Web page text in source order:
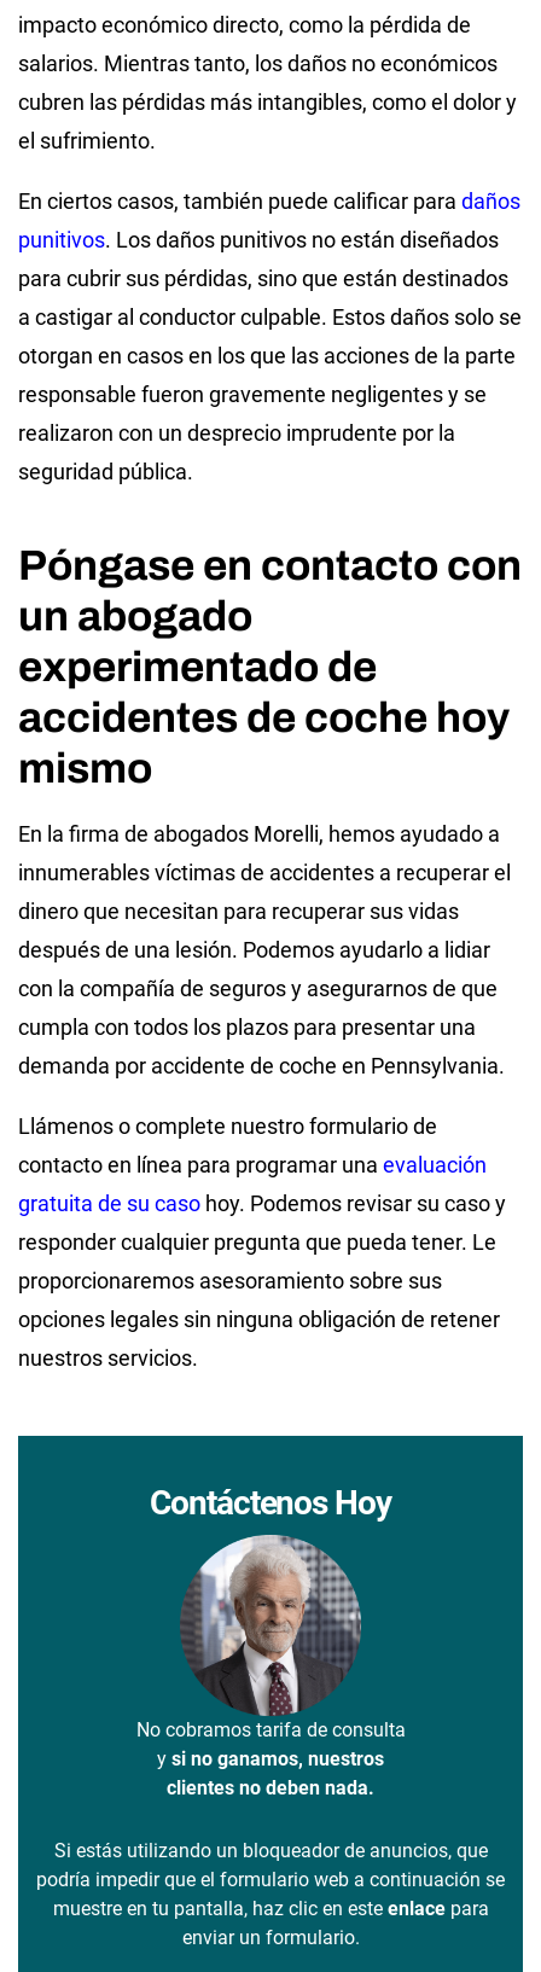
impacto económico directo, como la pérdida de
salarios. Mientras tanto, los daños no económicos
cubren las pérdidas más intangibles, como el dolor y
el sufrimiento.
En ciertos casos, también puede calificar para daños
punitivos. Los daños punitivos no están diseñados
para cubrir sus pérdidas, sino que están destinados
a castigar al conductor culpable. Estos daños solo se
otorgan en casos en los que las acciones de la parte
responsable fueron gravemente negligentes y se
realizaron con un desprecio imprudente por la
seguridad pública.
Póngase en contacto con
un abogado
experimentado de
accidentes de coche hoy
mismo
En la firma de abogados Morelli, hemos ayudado a
innumerables víctimas de accidentes a recuperar el
dinero que necesitan para recuperar sus vidas
después de una lesión. Podemos ayudarlo a lidiar
con la compañía de seguros y asegurarnos de que
cumpla con todos los plazos para presentar una
demanda por accidente de coche en Pennsylvania.
Llámenos o complete nuestro formulario de
contacto en línea para programar una evaluación
gratuita de su caso hoy. Podemos revisar su caso y
responder cualquier pregunta que pueda tener. Le
proporcionaremos asesoramiento sobre sus
opciones legales sin ninguna obligación de retener
nuestros servicios.
Contáctenos Hoy
No cobramos tarifa de consulta
y si no ganamos, nuestros
clientes no deben nada.
Si estás utilizando un bloqueador de anuncios, que
podría impedir que el formulario web a continuación se
muestre en tu pantalla, haz clic en este enlacepara
enviar un formulario.